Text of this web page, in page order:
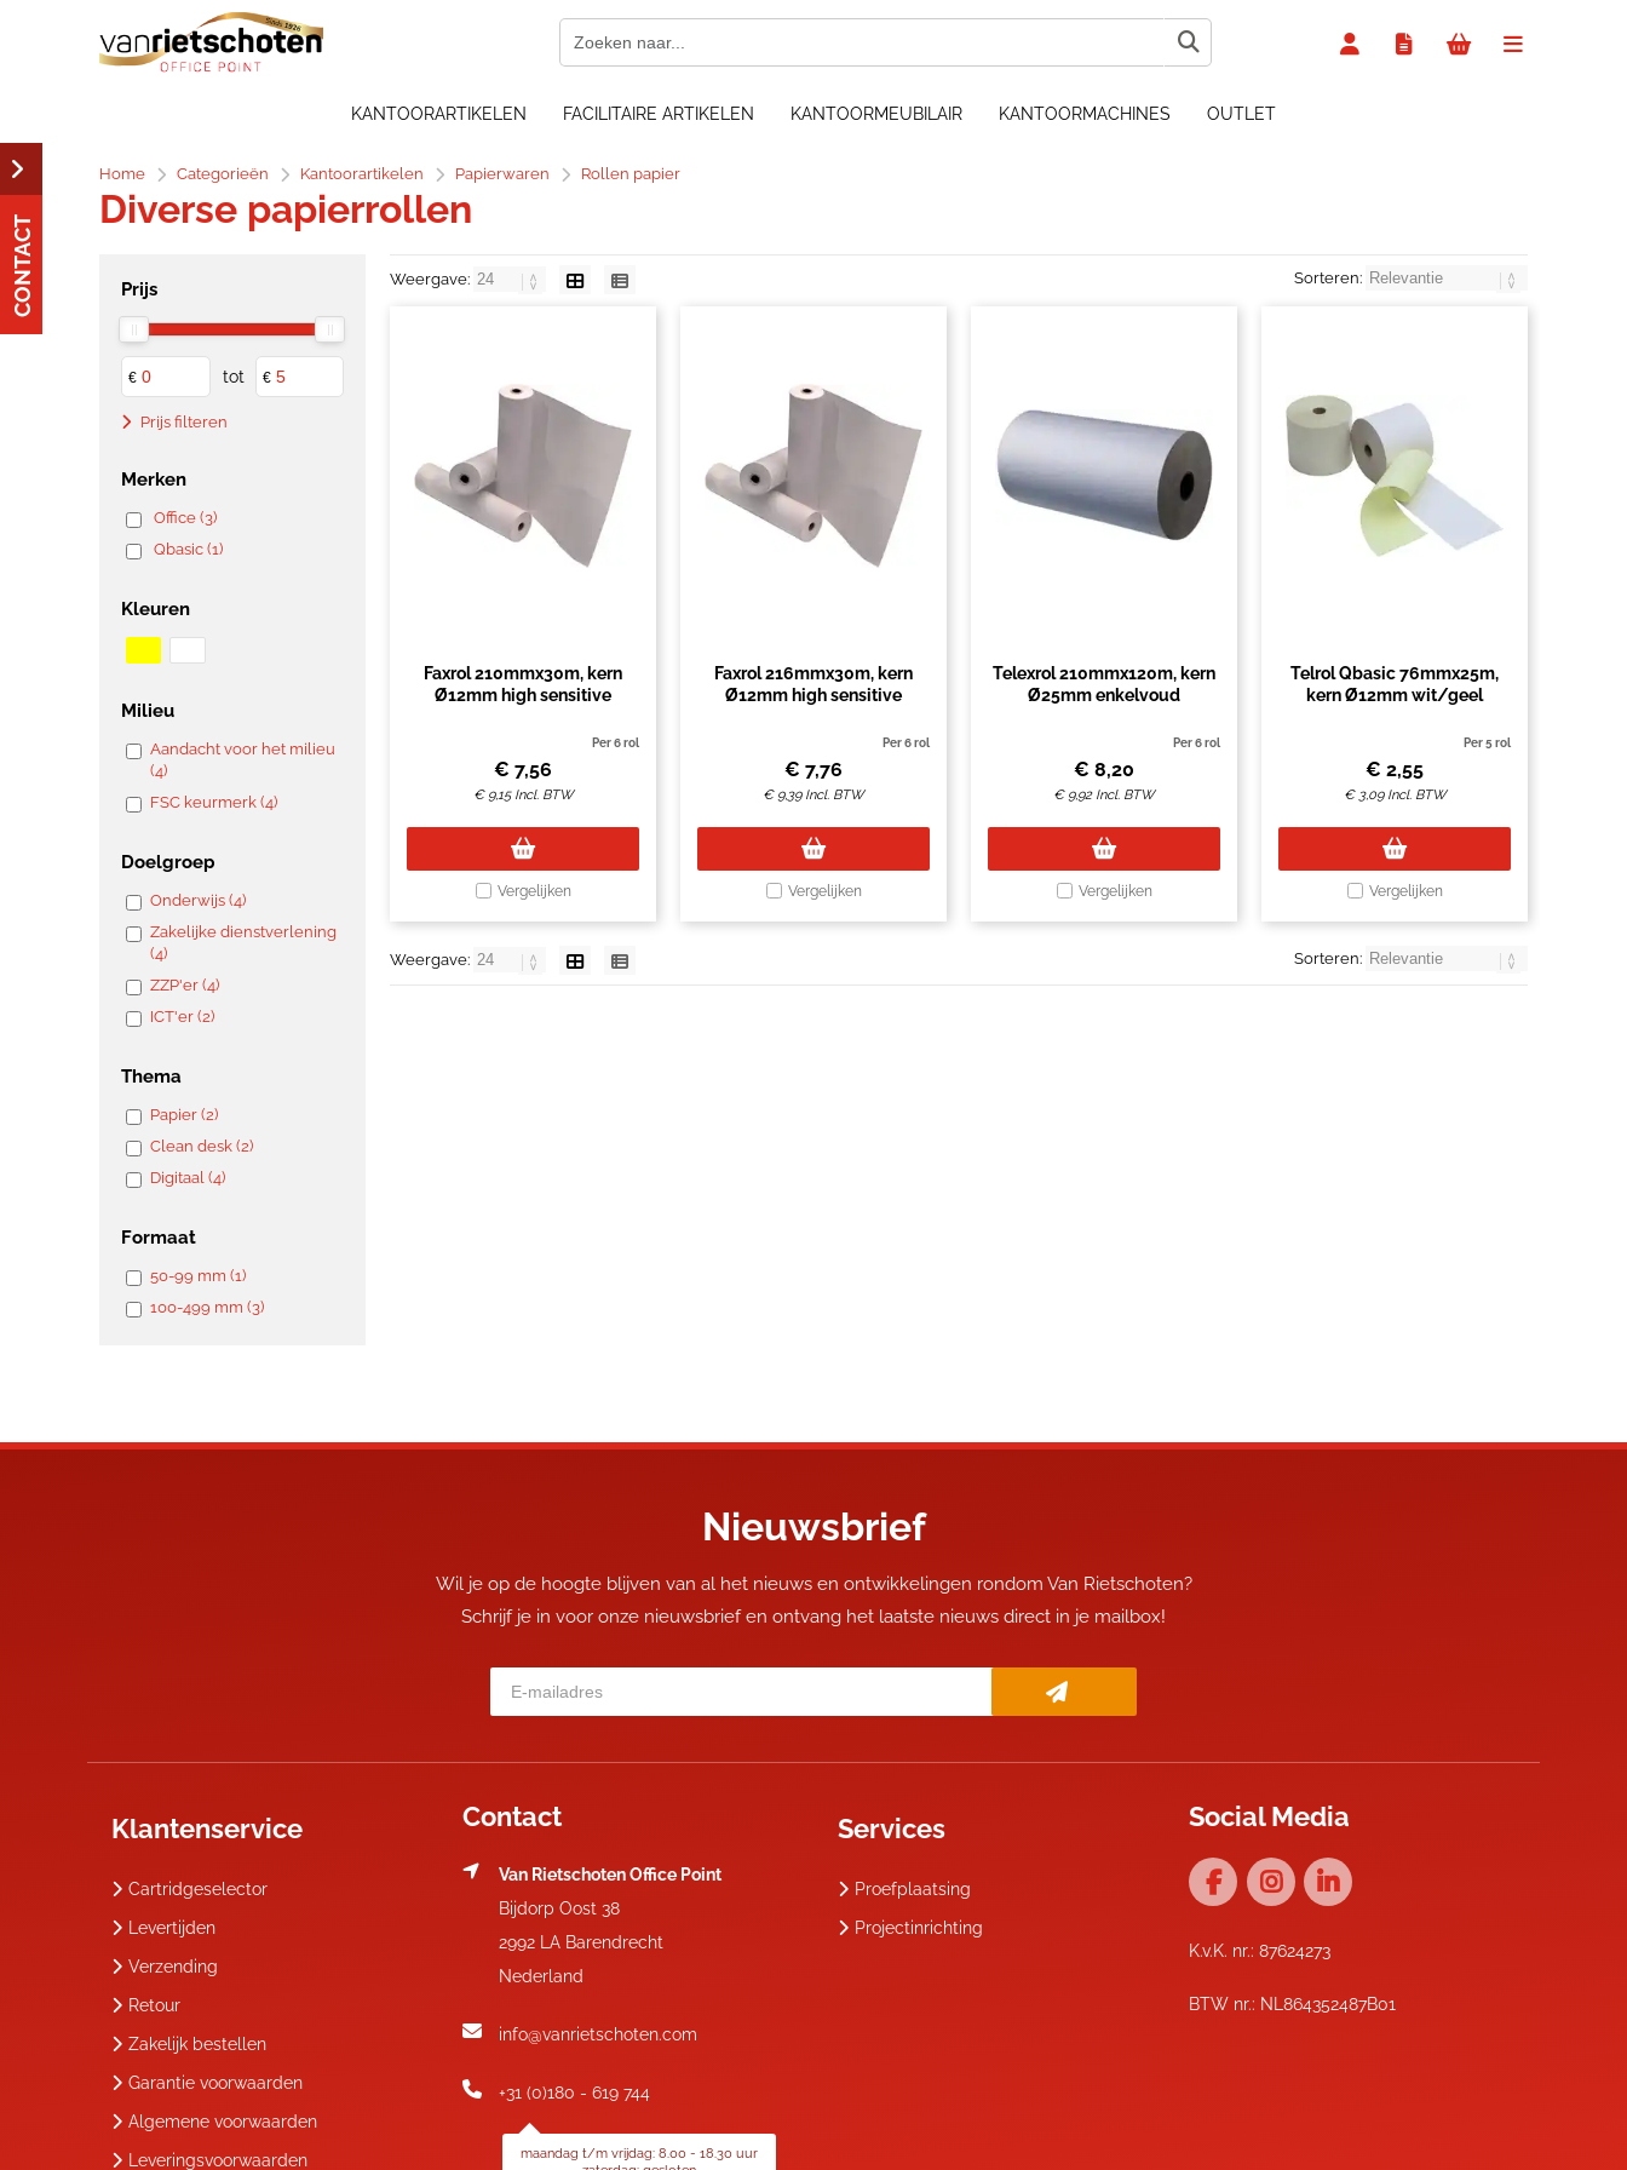
KANTOORARTIKELEN FACILITAIRE ARTIKELEN KANTOORMEUBILAIR KANTOORMACHINES OUTLET
Home Categorieën Kantoorartikelen Papierwaren Rollen papier
Diverse papierrollen
Prijs
€ tot €
Prijs filteren
Merken
Office (3)
Qbasic (1)
Kleuren
Milieu
Aandacht voor het milieu
(4)
FSC keurmerk (4)
Doelgroep
Onderwijs (4)
Zakelijke dienstverlening
(4)
ZZP'er (4)
ICT'er (2)
Thema
Papier (2)
Clean desk (2)
Digitaal (4)
Formaat
50-99 mm (1)
100-499 mm (3)
Weergave: Sorteren:
Faxrol 210mmx30m, kern
Ø12mm high sensitive
Per 6 rol
€ 7,56
€ 9,15 Incl. BTW
Vergelijken
Faxrol 216mmx30m, kern
Ø12mm high sensitive
Per 6 rol
€ 7,76
€ 9,39 Incl. BTW
Vergelijken
Telexrol 210mmx120m, kern
Ø25mm enkelvoud
Per 6 rol
€ 8,20
€ 9,92 Incl. BTW
Vergelijken
Telrol Qbasic 76mmx25m,
kern Ø12mm wit/geel
Per 5 rol
€ 2,55
€ 3,09 Incl. BTW
Vergelijken
Weergave: Sorteren:
Nieuwsbrief
Wil je op de hoogte blijven van al het nieuws en ontwikkelingen rondom Van Rietschoten?
Schrijf je in voor onze nieuwsbrief en ontvang het laatste nieuws direct in je mailbox!
Klantenservice
Cartridgeselector
Levertijden
Verzending
Retour
Zakelijk bestellen
Garantie voorwaarden
Algemene voorwaarden
Leveringsvoorwaarden
Contact
Van Rietschoten Office Point
Bijdorp Oost 38
2992 LA Barendrecht
Nederland
info@vanrietschoten.com
+31 (0)180 - 619 744
maandag t/m vrijdag: 8.00 - 18.30 uur
Services
Proefplaatsing
Projectinrichting
Social Media
K.v.K. nr.: 87624273
BTW nr.: NL864352487B01
CONTACT